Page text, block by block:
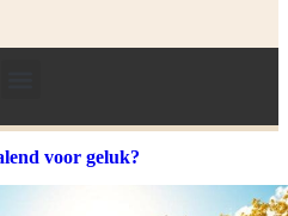
voor geluk?